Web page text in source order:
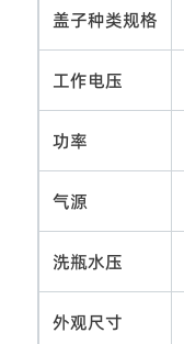
盖子种类规格
工作电压
功率
气源
洗瓶水压
外观尺寸